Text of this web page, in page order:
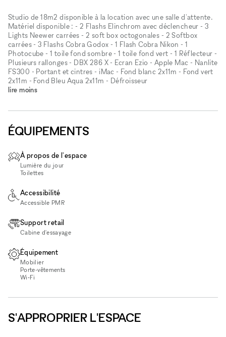
Studio de 18m2 disponible à la location avec une salle d'attente.
Matériel disponible : - 2 Flashs Elinchrom avec déclencheur - 3
Lights Neewer carrées - 2 soft box octogonales - 2 Softbox
carrées - 3 Flashs Cobra Godox - 1 Flash Cobra Nikon - 1
Photocube - 1 toile fond sombre - 1 toile fond vert - 1 Réflecteur -
Plusieurs rallonges - DBX 286 X - Ecran Ezio - Apple Mac - Nanlite
FS300 - Portant et cintres - iMac - Fond blanc 2x11m - Fond vert
2x11m - Fond Bleu Aqua 2x11m - Défroisseur
lire moins
ÉQUIPEMENTS
À propos de l'espace
Lumière du jour
Toilettes
Accessibilité
Accessible PMR
Support retail
Cabine d'essayage
Équipement
Mobilier
Porte-vêtements
Wi‑Fi
S'APPROPRIER L'ESPACE